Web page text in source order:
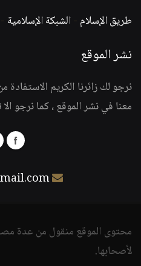
طريق الإسلام -الشبكة الإسلامية -
نشر الموقع
نرجو لك زائرنا الكريم
معنا في نشر الموقع ، كما نرجو
محتوى الموقع منقول من عدة
لأصحابها.